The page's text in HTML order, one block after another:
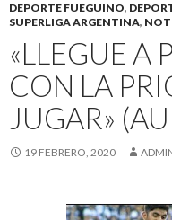
DEPORTE FUEGUINO,
SUPERLIGA ARGENTINA,
«LLEGUE A
CON LA
JUGAR»
19 FEBRERO, 2020